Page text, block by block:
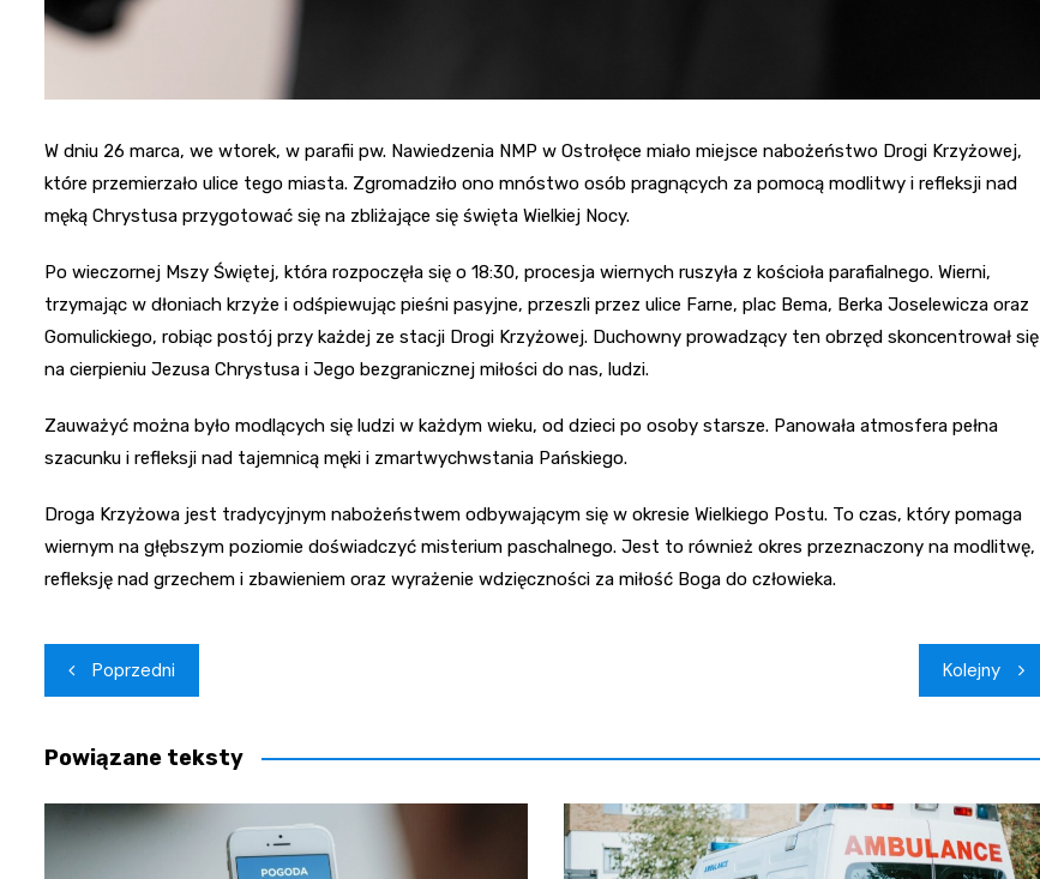
W dniu 26 marca, we wtorek, w parafii pw. Nawiedzenia NMP w Ostrołęce miało miejsce nabożeństwo Drogi Krzyżowej,
które przemierzało ulice tego miasta. Zgromadziło ono mnóstwo osób pragnących za pomocą modlitwy i refleksji nad
męką Chrystusa przygotować się na zbliżające się święta Wielkiej Nocy.
Po wieczornej Mszy Świętej, która rozpoczęła się o 18:30, procesja wiernych ruszyła z kościoła parafialnego. Wierni,
trzymając w dłoniach krzyże i odśpiewując pieśni pasyjne, przeszli przez ulice Farne, plac Bema, Berka Joselewicza oraz
Gomulickiego, robiąc postój przy każdej ze stacji Drogi Krzyżowej. Duchowny prowadzący ten obrzęd skoncentrował się
na cierpieniu Jezusa Chrystusa i Jego bezgranicznej miłości do nas, ludzi.
Zauważyć można było modlących się ludzi w każdym wieku, od dzieci po osoby starsze. Panowała atmosfera pełna
szacunku i refleksji nad tajemnicą męki i zmartwychwstania Pańskiego.
Droga Krzyżowa jest tradycyjnym nabożeństwem odbywającym się w okresie Wielkiego Postu. To czas, który pomaga
wiernym na głębszym poziomie doświadczyć misterium paschalnego. Jest to również okres przeznaczony na modlitwę,
refleksję nad grzechem i zbawieniem oraz wyrażenie wdzięczności za miłość Boga do człowieka.
Nawigacja
wpisu
Poprzedni Kolejny
Powiązane teksty